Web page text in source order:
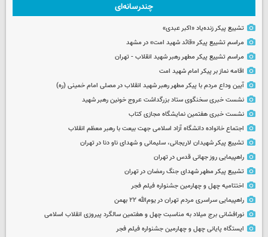
چندرسانه‌ای
تشییع پیکر زنده‌یاد «اکبر عبدی»
مراسم تشییع پیکر «قائد شهید امت» در مشهد
مراسم تشییع پیکر مطهر رهبر شهید انقلاب - تهران
اقامه نماز بر پیکر امام شهید امت
آیین وداع مردم با پیکر مطهر رهبر شهید انقلاب در مصلی امام خمینی (ره)
نشست خبری سخنگوی ستاد بزرگداشت عروج خونین رهبر شهید
نشست خبری هفتمین نمایشگاه مجازی کتاب
اجتماع خانواده دانشگاه آزاد اسلامی جهت بیعت با رهبر معظم انقلاب
تشییع پیکر شهیدان لاریجانی، سلیمانی و شهدای ناو دنا در تهران
راهپیمایی روز جهانی قدس در تهران
تشییع پیکر مطهر شهدای جنگ رمضان در تهران
اختتامیه چهل و چهارمین جشنواره فیلم فجر
راهپیمایی سراسری مردم تهران در یوم‌الله ۲۲ بهمن
نورافشانی برج میلاد به مناسبت چهل‌ و هفتمین سالگرد پیروزی انقلاب اسلامی
ایستگاه پایانی چهل و چهارمین جشنواره فیلم فجر